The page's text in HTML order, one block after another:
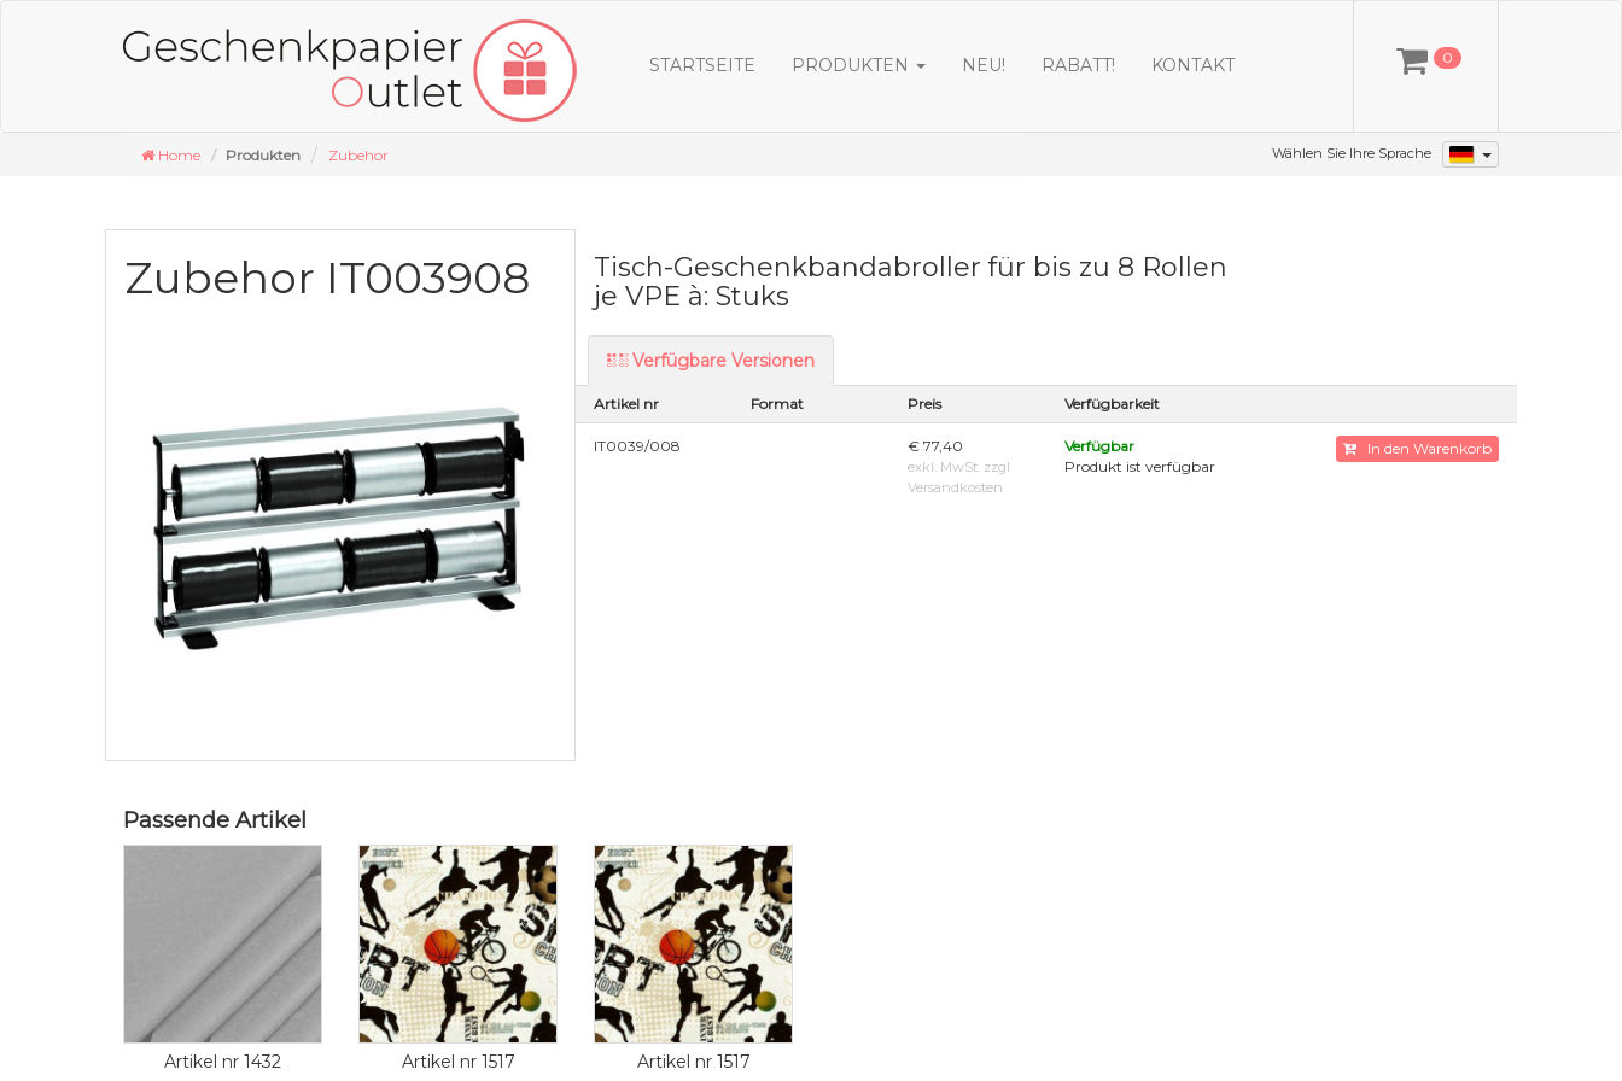
STARTSEITE PRODUKTEN NEU! RABATT! KONTAKT 0
Home Produkten Zubehor Wählen Sie Ihre Sprache
Zubehor IT003908
Tisch-Geschenkbandabroller für bis zu 8 Rollen
je VPE à: Stuks
Verfügbare Versionen
Artikel nr Format Preis Verfügbarkeit
IT0039/008 € 77,40
exkl. MwSt. zzgl
Versandkosten
Verfügbar
Produkt ist verfügbar
In den Warenkorb
Passende Artikel
Artikel nr 1432 Artikel nr 1517 Artikel nr 1517